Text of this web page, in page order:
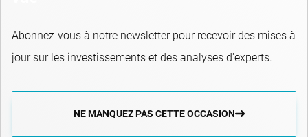
Abonnez-vous à notre newsletter pour recevoir des mises à
jour sur les investissements et des analyses d'experts.
NE MANQUEZ PAS CETTE OCCASION